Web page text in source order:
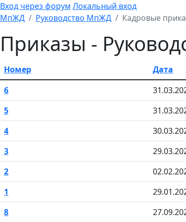
Вход через форум Локальный вход
МпЖД
Руководство МпЖД Кадровые
Приказы -
Номер Дата
6
5
4
3
2
1
8